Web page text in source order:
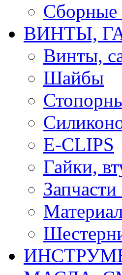
Сборные
ВИНТЫ,
Винты,
Шайбы
E-CLIPS
Гайки,